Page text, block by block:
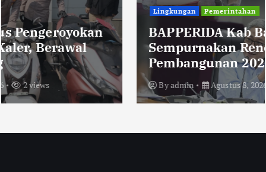
Lingkungan Pemerintahan
BAPPERIDA Kab Bandung
Sempurnakan Rencana Kerja
Pembangunan 2026
Byadmin Agustus 8, 2026 15 views